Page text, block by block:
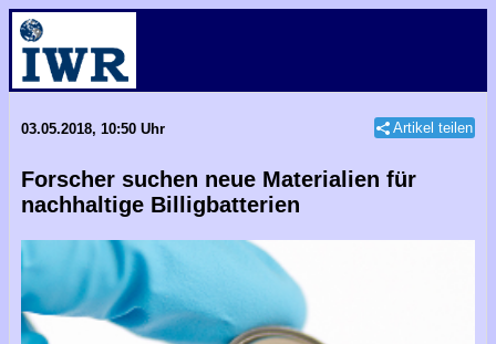
03.05.2018, 10:50 Uhr Artikel teilen
Forscher suchen neue Materialien für
nachhaltige Billigbatterien